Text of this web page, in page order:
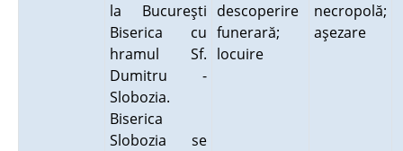
la Bucureşti
Biserica cu
hramul Sf.
Dumitru -
Slobozia.
Biserica
Slobozia se
descoperire
funerară;
locuire
necropolă;
aşezare